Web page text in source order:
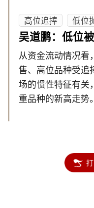
高位追捧 低位
吴道鹏：低位
从资金流动情况看
售、高位品种受追
场的惯性特征有关
重品种的新高走势。